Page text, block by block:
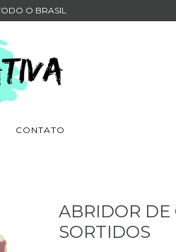
O BRASIL
CONTATO
ABRIDOR DE
SORTIDOS